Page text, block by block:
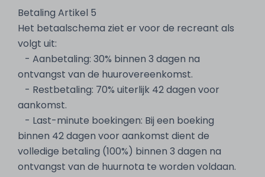
Betaling Artikel 5
Het betaalschema ziet er voor de recreant als
volgt uit:
- Aanbetaling: 30% binnen 3 dagen na
ontvangst van de huurovereenkomst.
- Restbetaling: 70% uiterlijk 42 dagen voor
aankomst.
- Last-minute boekingen: Bij een boeking
binnen 42 dagen voor aankomst dient de
volledige betaling (100%) binnen 3 dagen na
ontvangst van de huurnota te worden voldaan.